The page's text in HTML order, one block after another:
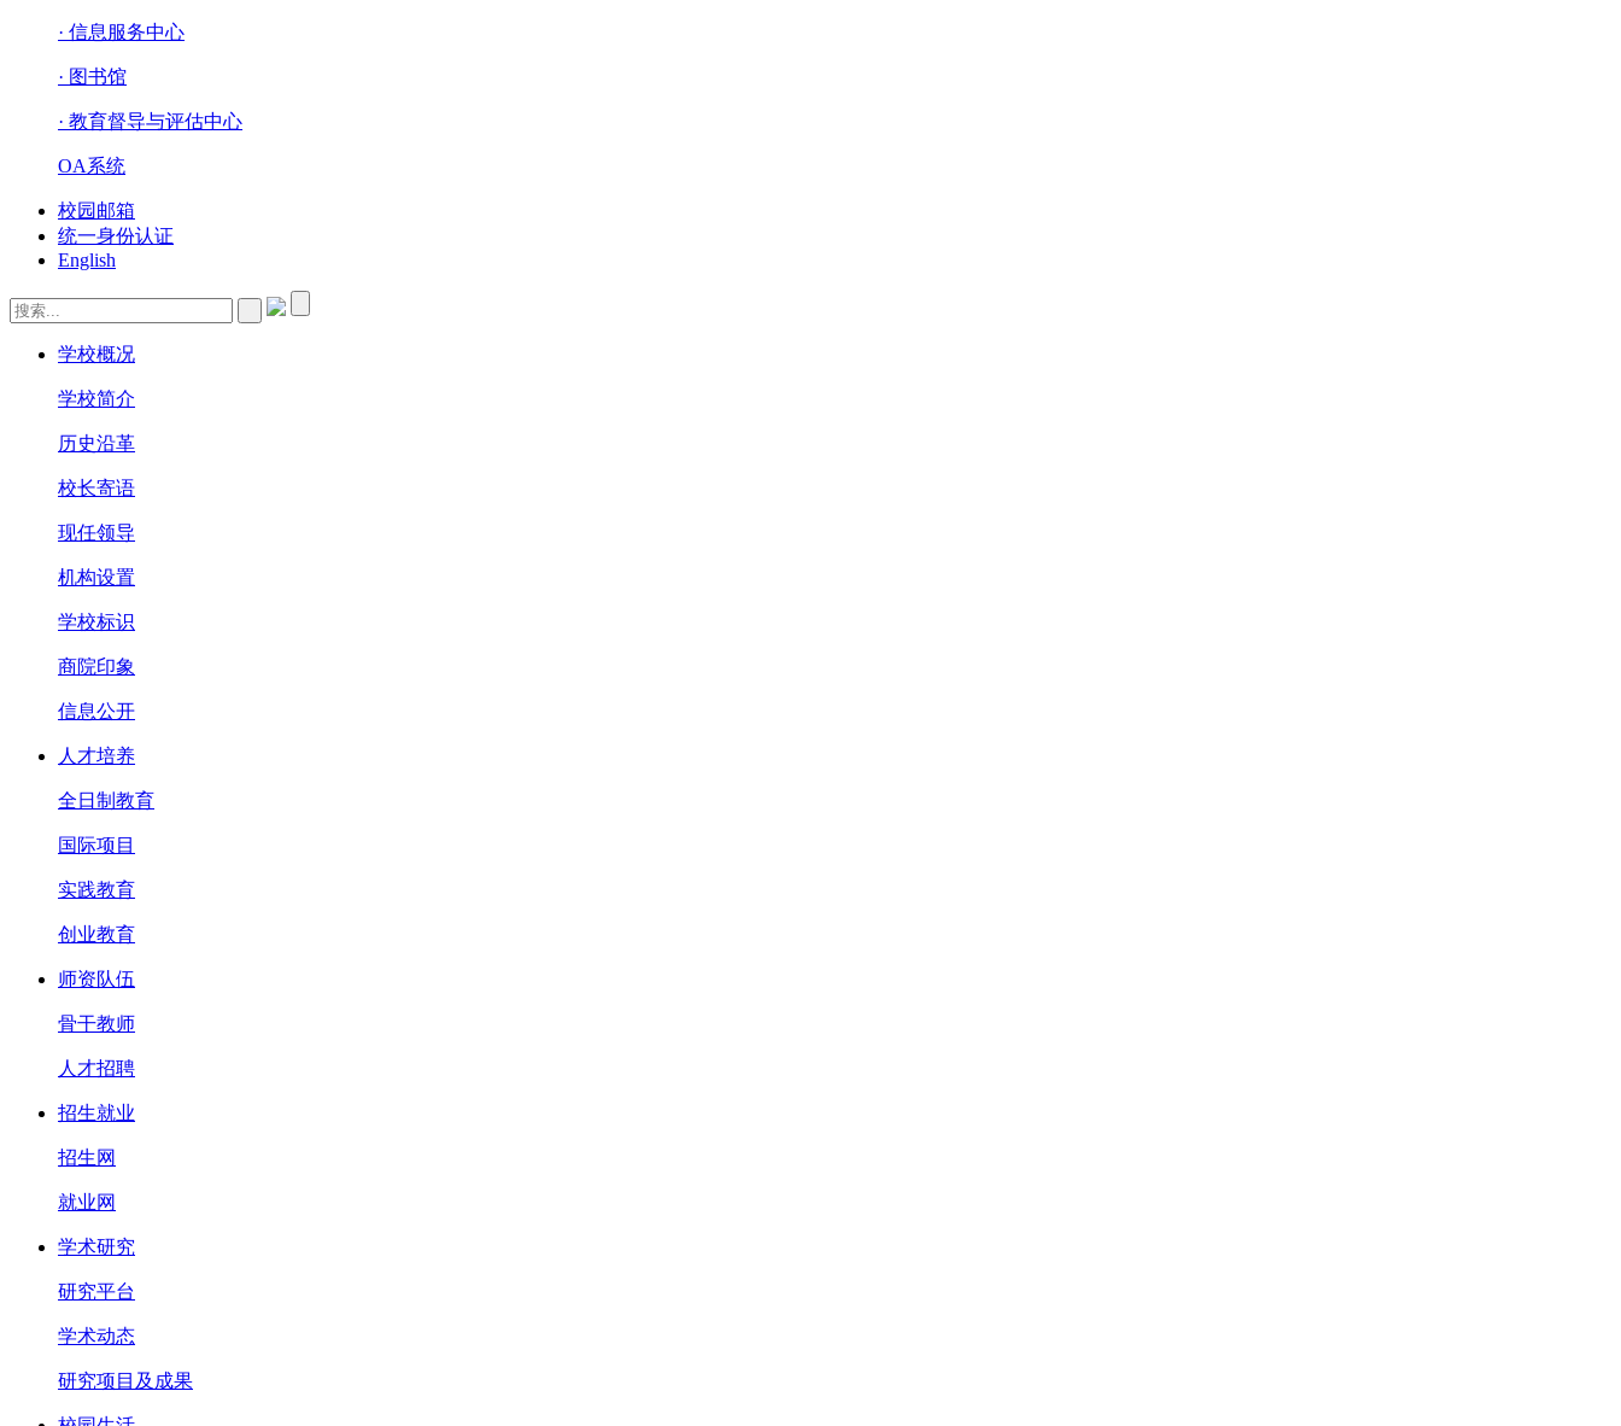
· 信息服务中心
· 图书馆
· 教育督导与评估中心
OA系统
校园邮箱
统一身份认证
English
学校概况
学校简介
历史沿革
校长寄语
现任领导
机构设置
学校标识
商院印象
信息公开
人才培养
全日制教育
国际项目
实践教育
创业教育
师资队伍
骨干教师
人才招聘
招生就业
招生网
就业网
学术研究
研究平台
学术动态
研究项目及成果